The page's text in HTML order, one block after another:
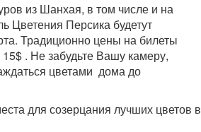
из Шанхая, в том числе и на
Цветения Персика будетут
Традиционно цены на билеты
. Не забудьте Вашу камеру,
цветами дома до
для созерцания лучших цветов в